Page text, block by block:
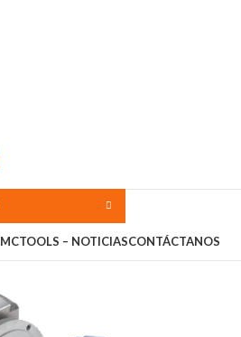
MCTOOLS – NOTICIASCONTÁCTANOS